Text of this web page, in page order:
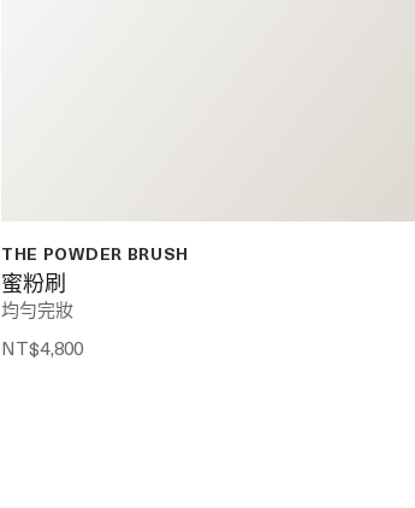
THE POWDER BRUSH
蜜粉刷
均勻完妝
NT$4,800